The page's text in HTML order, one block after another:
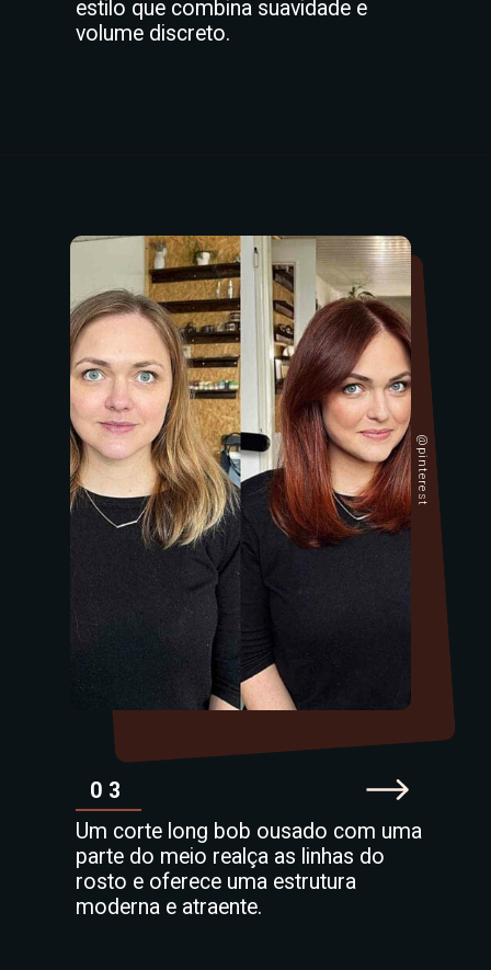
estilo que combina suavidade e
volume discreto.
03
Um corte long bob ousado com uma
parte do meio realça as linhas do
rosto e oferece uma estrutura
moderna e atraente.
@pinterest